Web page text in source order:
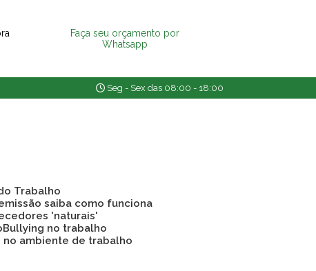
Faça seu orçamento por
Whatsapp
Seg - Sex das 08:00 - 18:00
Trabalho
saiba como funciona
'naturais'
Bullying no trabalho
no ambiente de trabalho